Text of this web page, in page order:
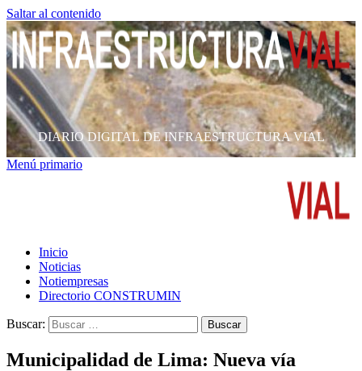
Saltar al contenido
DIARIO DIGITAL DE INFRAESTRUCTURA VIAL
Menú primario
Inicio
Noticias
Notiempresas
Directorio CONSTRUMIN
Buscar:
Municipalidad de Lima: Nueva vía